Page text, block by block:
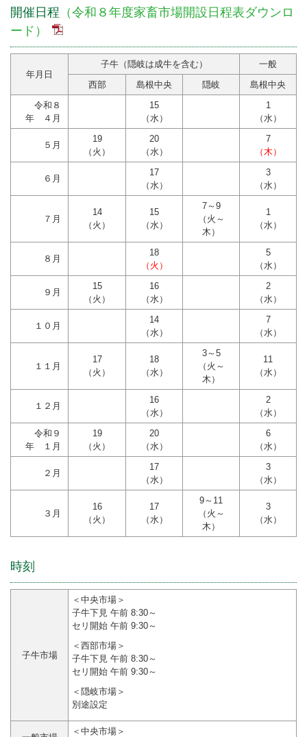
開催日程 （令和８年度家畜市場開設日程表ダウンロ
ード）
年月日
子牛（隠岐は成牛を含む）
一般
西部
島根中央 隠岐
島根中央
令和８
年 ４月
15
（水）
1
（水）
５月
19
（火）
20
（水）
7
（木）
６月
17
（水）
3
（水）
７月
14
（火）
15
（水）
7～9
（火～
木）
1
（水）
８月
18
（火）
5
（水）
９月
15
（火）
16
（水）
2
（水）
１０月
14
（水）
7
（水）
１１月
17
（火）
18
（水）
3～5
（火～
木）
11
（水）
１２月
16
（水）
2
（水）
令和９
年 １月
19
（火）
20
（水）
6
（水）
２月
17
（水）
3
（水）
３月
16
（火）
17
（水）
9～11
（火～
木）
3
（水）
時刻
子牛市場
＜中央市場＞
子牛下見 午前 8:30～
セリ開始 午前 9:30～
＜西部市場＞
子牛下見 午前 8:30～
セリ開始 午前 9:30～
＜隠岐市場＞
別途設定
＜中央市場＞